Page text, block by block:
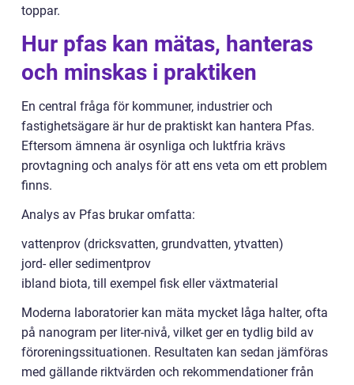
toppar.
Hur pfas kan mätas, hanteras
och minskas i praktiken
En central fråga för kommuner, industrier och
fastighetsägare är hur de praktiskt kan hantera Pfas.
Eftersom ämnena är osynliga och luktfria krävs
provtagning och analys för att ens veta om ett problem
finns.
Analys av Pfas brukar omfatta:
vattenprov (dricksvatten, grundvatten, ytvatten)
jord- eller sedimentprov
ibland biota, till exempel fisk eller växtmaterial
Moderna laboratorier kan mäta mycket låga halter, ofta
på nanogram per liter-nivå, vilket ger en tydlig bild av
föroreningssituationen. Resultaten kan sedan jämföras
med gällande riktvärden och rekommendationer från